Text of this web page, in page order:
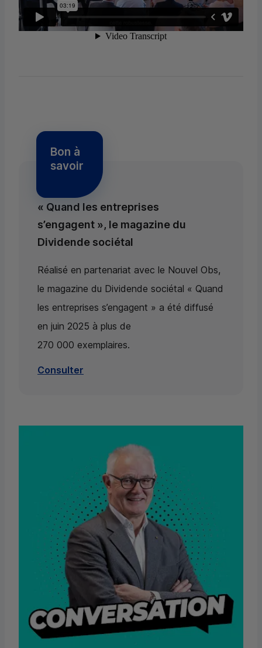
Bon à
savoir
« Quand les entreprises
s’engagent », le magazine du
Dividende sociétal
Réalisé en partenariat avec le Nouvel Obs,
le magazine du Dividende sociétal « Quand
les entreprises s’engagent » a été diffusé
en juin 2025 à plus de
270 000 exemplaires.
Consulter